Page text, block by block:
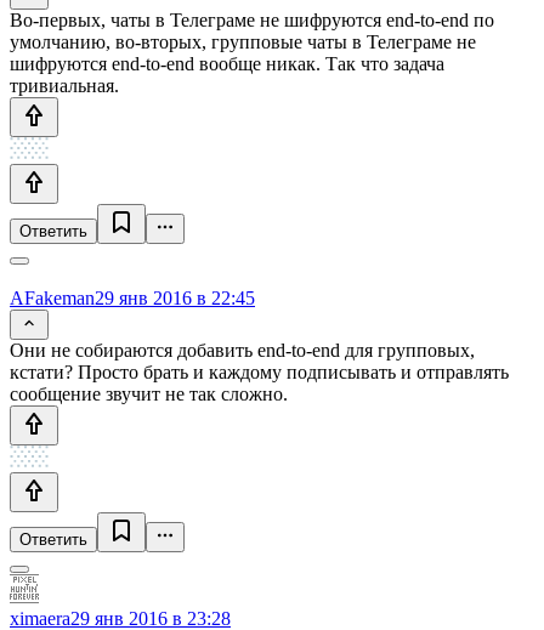
Во-первых, чаты в Телеграме не шифруются end-to-end по
умолчанию, во-вторых, групповые чаты в Телеграме не
шифруются end-to-end вообще никак. Так что задача
тривиальная.
Ответить
AFakeman29 янв 2016 в 22:45
Они не собираются добавить end-to-end для групповых,
кстати? Просто брать и каждому подписывать и отправлять
сообщение звучит не так сложно.
Ответить
ximaera29 янв 2016 в 23:28